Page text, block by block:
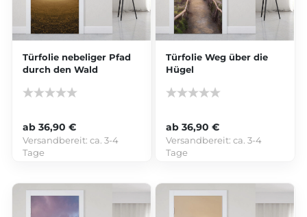
Türfolie nebeliger Pfad
durch den Wald
ab 36,90 €
Versandbereit:ca. 3-4
Tage
Türfolie Weg über die
Hügel
ab 36,90 €
Versandbereit:ca. 3-4
Tage